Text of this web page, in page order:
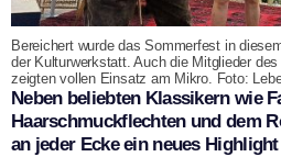
Bereichert wurde das Sommerfest in
der Kulturwerkstatt. Auch die Mitglieder
zeigten vollen Einsatz am Mikro. Foto:
Neben beliebten Klassikern wie
Haarschmuckflechten und dem
an jeder Ecke ein neues Highlight